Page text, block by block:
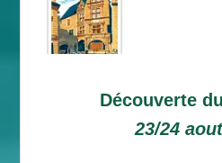
Découverte
23/24